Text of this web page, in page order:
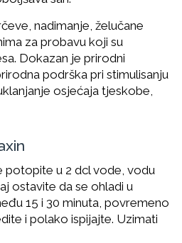
nadimanje, želučane
za probavu koji su
Dokazan je prirodni
podrška pri stimulisanju
osjećaja tjeskobe,
potopite u 2 dcl vode, vodu
ostavite da se ohladi u
15 i 30 minuta, povremeno
i polako ispijajte. Uzimati